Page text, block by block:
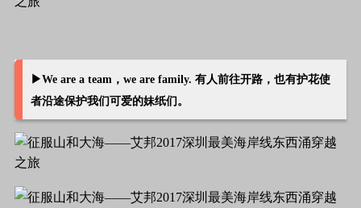
▶We are a team，we are family. 有人前往开路，也有护花使
者沿途保护我们可爱的妹纸们。